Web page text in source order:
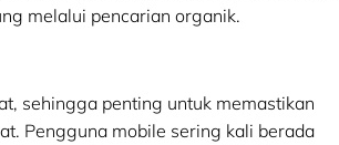
melalui pencarian organik.
sehingga penting untuk memastikan
Pengguna mobile sering kali berada